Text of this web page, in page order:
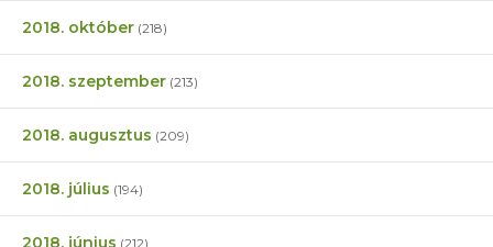
2018. október (218)
2018. szeptember (213)
2018. augusztus (209)
2018. július (194)
2018. június (212)